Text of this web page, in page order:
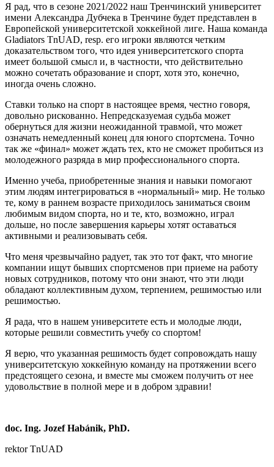
Я рад, что в сезоне 2021/2022 наш Тренчинский университет
имени Александра Дубчека в Тренчине будет представлен в
Европейской университетской хоккейной лиге. Наша команда
Gladiators TnUAD, resp. его игроки являются четким
доказательством того, что идея университетского спорта
имеет большой смысл и, в частности, что действительно
можно сочетать образование и спорт, хотя это, конечно,
иногда очень сложно.
Ставки только на спорт в настоящее время, честно говоря,
довольно рискованно. Непредсказуемая судьба может
обернуться для жизни неожиданной травмой, что может
означать немедленный конец для юного спортсмена. Точно
так же «финал» может ждать тех, кто не сможет пробиться из
молодежного разряда в мир профессионального спорта.
Именно учеба, приобретенные знания и навыки помогают
этим людям интегрироваться в «нормальный» мир. Не только
те, кому в раннем возрасте приходилось заниматься своим
любимым видом спорта, но и те, кто, возможно, играл
дольше, но после завершения карьеры хотят оставаться
активными и реализовывать себя.
Что меня чрезвычайно радует, так это тот факт, что многие
компании ищут бывших спортсменов при приеме на работу
новых сотрудников, потому что они знают, что эти люди
обладают коллективным духом, терпением, решимостью или
решимостью.
Я рада, что в нашем университете есть и молодые люди,
которые решили совместить учебу со спортом!
Я верю, что указанная решимость будет сопровождать нашу
университетскую хоккейную команду на протяжении всего
предстоящего сезона, и вместе мы сможем получить от нее
удовольствие в полной мере и в добром здравии!
doc. Ing. Jozef Habánik, PhD.
rektor TnUAD